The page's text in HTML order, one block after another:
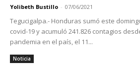
Yolibeth Bustillo - 07/06/2021
Tegucigalpa.- Honduras sumó este
covid-19 y acumuló 241.826 contagios
pandemia en el país, el 11...
Noticia